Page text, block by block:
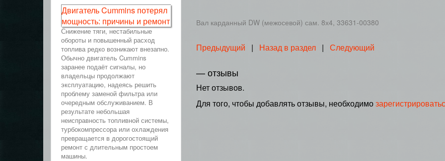
Вал карданный DW (межосевой) сам. 8х4, 33631-00380
Предыдущий | Назад в раздел| Следующий
— отзывы
Нет отзывов.
Для того, чтобы добавлять отзывы, необходимо
Двигатель Cummins потерял
мощность: причины и ремонт
Снижение тяги, нестабильные
обороты и повышенный расход
топлива редко возникают внезапно.
Обычно двигатель Cummins
заранее подаёт сигналы, но
владельцы продолжают
эксплуатацию, надеясь решить
проблему заменой фильтра или
очередным обслуживанием. В
результате небольшая
неисправность топливной системы,
турбокомпрессора или охлаждения
превращается в дорогостоящий
ремонт с длительным простоем
машины.